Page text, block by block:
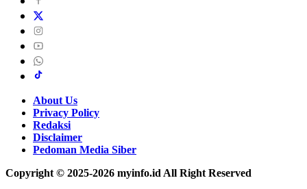
About Us
Privacy Policy
Redaksi
Disclaimer
Pedoman Media Siber
Copyright © 2025-2026 myinfo.id All Right Reserved